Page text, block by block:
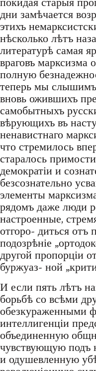
дни замѣчается
этихъ
нѣсколько лѣтъ
литературѣ самая
враговъ марксизма
полную
теперь мы
вновь ожившихъ
самобытныхъ
вѣрующихъ въ
ненавистнаго
что стремилось
старалось
демократіи и
безсознательно
элементы
рядомъ даже люди
настроенные,
отгоро- диться отъ
подозрѣніе
другой пропорціи
буржуаз- ной
И если пять лѣтъ
борьбѣ со всѣми
обезкураженными
интеллигенціи
объединенную
чувствующую подъ
и одушевленную